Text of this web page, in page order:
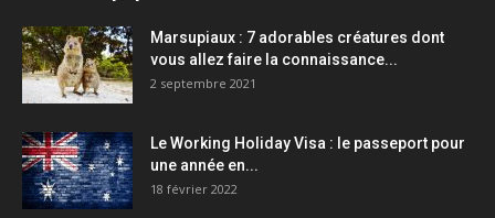
Marsupiaux : 7 adorables créatures dont
vous allez faire la connaissance...
2 septembre 2021
Le Working Holiday Visa : le passeport pour
une année en...
18 février 2022